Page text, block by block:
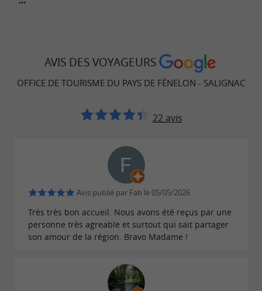
AVIS DES VOYAGEURS
OFFICE DE TOURISME DU PAYS DE FÉNELON - SALIGNAC
22 avis
Avis publié par Fab le 05/05/2026
Très très bon accueil. Nous avons été reçus par une
personne très agreable et surtout qui sait partager
son amour de la région. Bravo Madame !